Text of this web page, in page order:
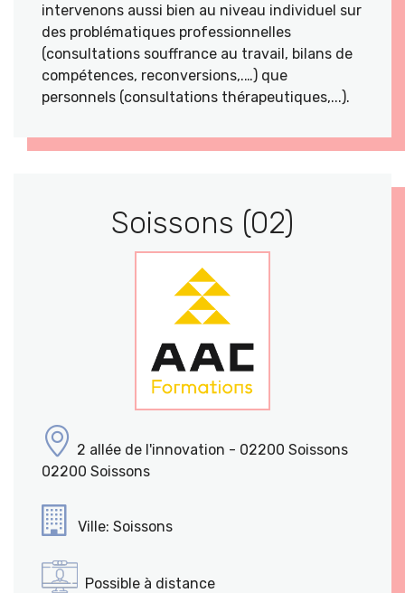
intervenons aussi bien au niveau individuel sur
des problématiques professionnelles
(consultations souffrance au travail, bilans de
compétences, reconversions,.…) que
personnels (consultations thérapeutiques,...).
Soissons (02)
2 allée de l'innovation - 02200 Soissons
02200 Soissons
Ville: Soissons
Possible à distance